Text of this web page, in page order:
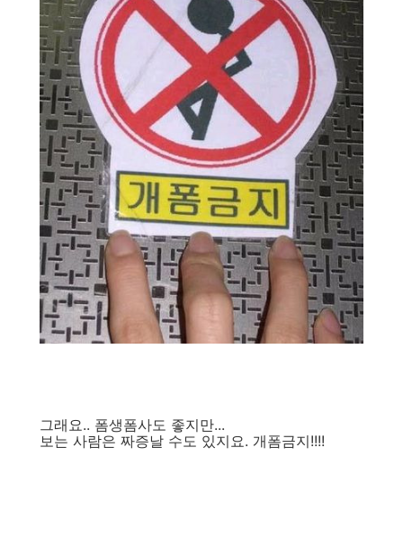
그래요.. 폼생폼사도 좋지만...
보는 사람은 짜증날 수도 있지요. 개폼금지!!!!